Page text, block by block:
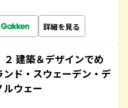
詳細を見る
建築＆デザインでめ
ンド・スウェーデン・デ
ルウェー